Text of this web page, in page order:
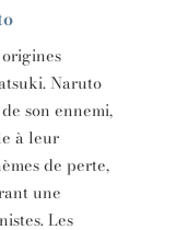
Naruto
son ennemi,
à leur
de perte,
une
Les